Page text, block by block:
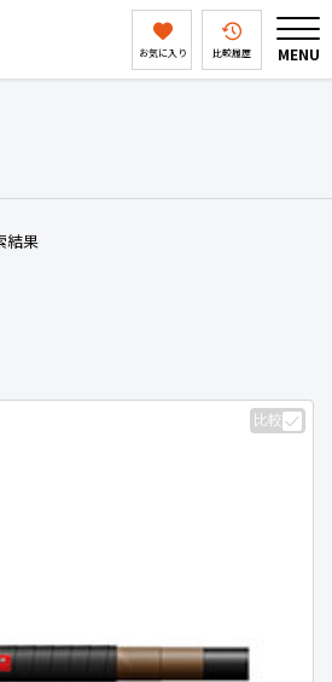
お気に入り 比較履歴 MENU
結果
比較